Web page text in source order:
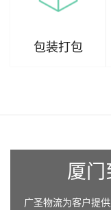
包装打包
厦门
广圣物流为客户提